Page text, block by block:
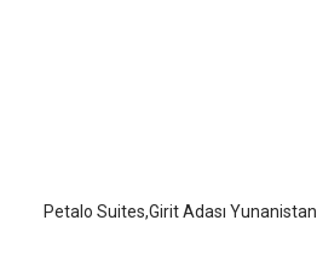
Petalo Suites,Girit Adası Yunanistan